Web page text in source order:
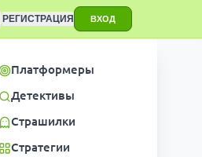
РЕГИСТРАЦИЯ ВХОД
Платформеры
Детективы
Страшилки
Стратегии